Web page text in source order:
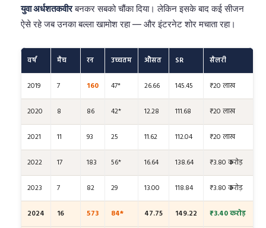
युवा अर्धशतकवीरबनकर सबको चौंका दिया। लेकिन इसके बाद कई सीजन
ऐसे रहे जब उनका बल्ला खामोश रहा — और इंटरनेट शोर मचाता रहा।
वर्ष मैच रन उच्चतम औसत SR सैलरी
2019 7 160 47* 26.66 145.45 ₹20 लाख
2020 8 86 42* 12.28 111.68 ₹20 लाख
2021 11 93 25 11.62 112.04 ₹20 लाख
2022 17 183 56* 16.64 138.64 ₹3.80 करोड़
2023 7 82 29 13.00 118.84 ₹3.80 करोड़
2024 16 573 84* 47.75 149.22 ₹3.40 करोड़